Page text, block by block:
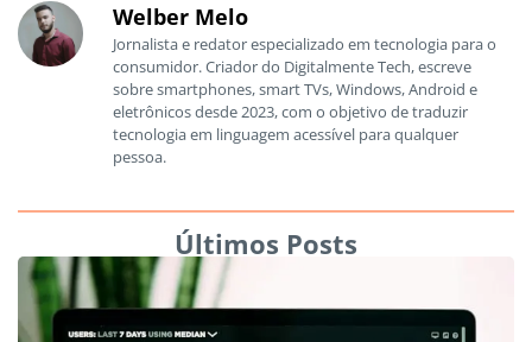
Welber Melo
Jornalista e redator especializado em tecnologia para o
consumidor. Criador do Digitalmente Tech, escreve
sobre smartphones, smart TVs, Windows, Android e
eletrônicos desde 2023, com o objetivo de traduzir
tecnologia em linguagem acessível para qualquer
pessoa.
Últimos Posts